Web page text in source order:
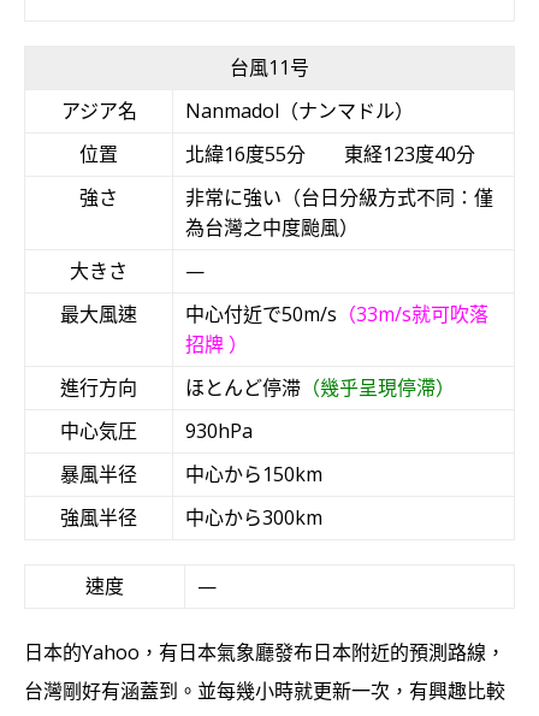
台風11号
アジア名
Nanmadol（ナンマドル）
位置
北緯16度55分 東経123度40分
強さ
非常に強い（台日分級方式不同：僅
為台灣之中度颱風）
大きさ
—
最大風速
中心付近で50m/s （33m/s就可吹落
招牌 ）
進行方向
ほとんど停滞 （幾乎呈現停滯）
中心気圧
930hPa
暴風半径
中心から150km
強風半径
中心から300km
速度 —
日本的Yahoo，有日本氣象廳發布日本附近的預測路線，
台灣剛好有涵蓋到。並每幾小時就更新一次，有興趣比較